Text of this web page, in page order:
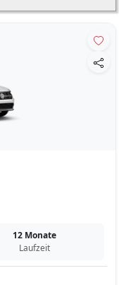
12 Monate
Laufzeit